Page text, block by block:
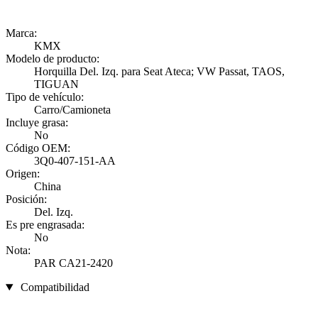
Marca:
KMX
Modelo de producto:
Horquilla Del. Izq. para Seat Ateca; VW Passat, TAOS,
TIGUAN
Tipo de vehículo:
Carro/Camioneta
Incluye grasa:
No
Código OEM:
3Q0-407-151-AA
Origen:
China
Posición:
Del. Izq.
Es pre engrasada:
No
Nota:
PAR CA21-2420
Compatibilidad